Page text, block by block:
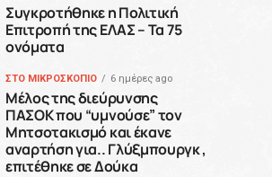
Συγκροτήθηκε η Πολιτική
Επιτροπή της ΕΛΑΣ – Τα 75
ονόματα
ΣΤΟ ΜΙΚΡΟΣΚΟΠΙΟ 6 ημέρες ago
Μέλος της διεύρυνσης
ΠΑΣΟΚ που “υμνούσε” τον
Μητσοτακισμό και έκανε
αναρτήση για.. Γλύξμπουργκ ,
επιτέθηκε σε Δούκα